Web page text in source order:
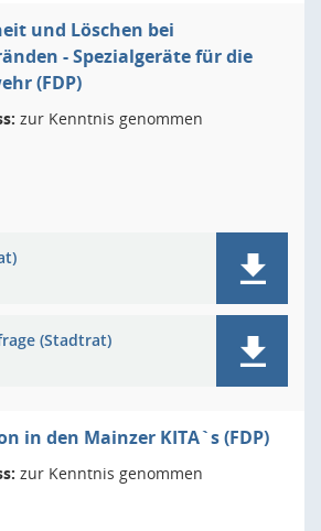
und Löschen bei
- Spezialgeräte für die
(FDP)
zur Kenntnis genommen
(Stadtrat)
in den Mainzer KITA`s (FDP)
zur Kenntnis genommen